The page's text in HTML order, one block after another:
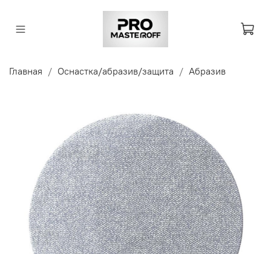
Главная Оснастка/абразив/защита Абразив